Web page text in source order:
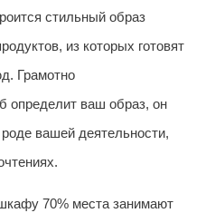
стильный образ
из которых готовят
Грамотно
определит ваш образ, он
вашей деятельности,
70% места занимают